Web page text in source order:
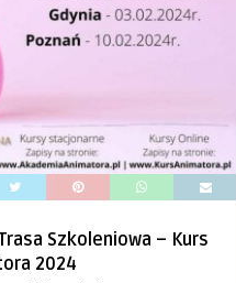
Szkoleniowa – Kurs
2024